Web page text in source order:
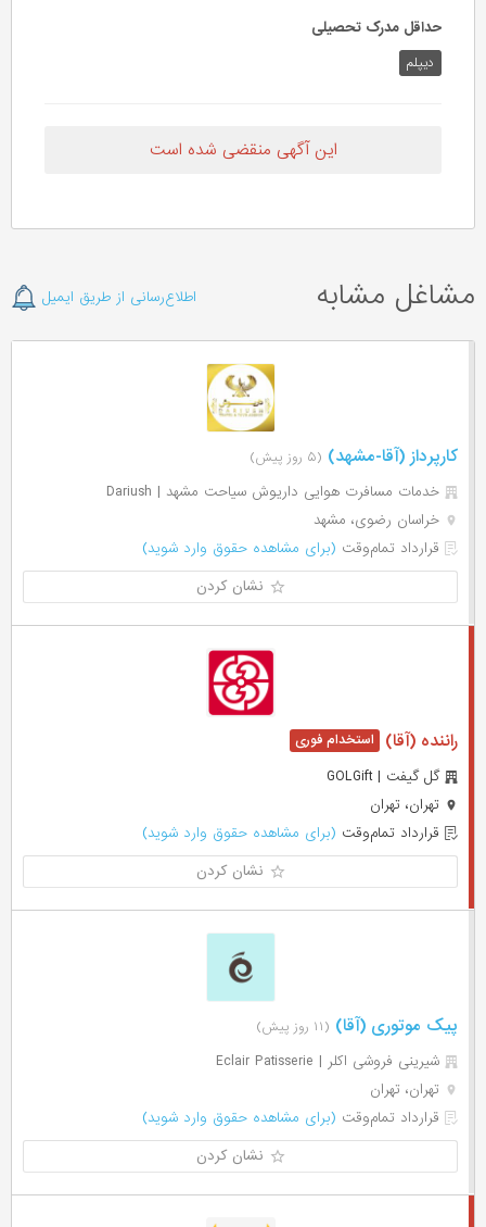
حداقل مدرک تحصیلی
دیپلم
این آگهی منقضی شده است
مشاغل مشابه اطلاع‌رسانی از طریق ایمیل
کارپرداز (آقا-مشهد) (۵ روز پیش)
خدمات مسافرت هوایی داریوش سیاحت مشهد | Dariush
خراسان رضوی، مشهد
قرارداد تمام‌وقت (برای مشاهده حقوق وارد شوید)
نشان کردن
راننده (آقا)
گل گیفت | GOLGift
تهران، تهران
قرارداد تمام‌وقت (برای مشاهده حقوق وارد شوید)
نشان کردن
پیک موتوری (آقا) (۱۱ روز پیش)
شیرینی فروشی اکلر | Eclair Patisserie
تهران، تهران
قرارداد تمام‌وقت (برای مشاهده حقوق وارد شوید)
نشان کردن